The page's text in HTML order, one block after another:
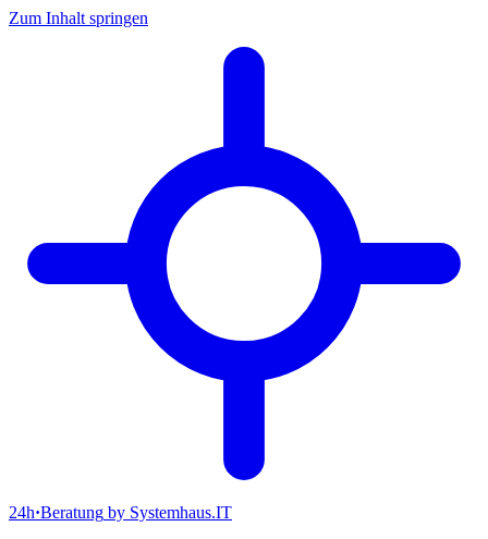
Zum Inhalt springen
24h·Beratung by Systemhaus.IT